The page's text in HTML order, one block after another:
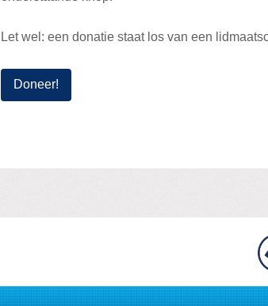
Let wel: een donatie staat los van een
Doneer!